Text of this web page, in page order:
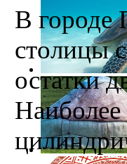
В городе
столицы
остатки
Наиболее